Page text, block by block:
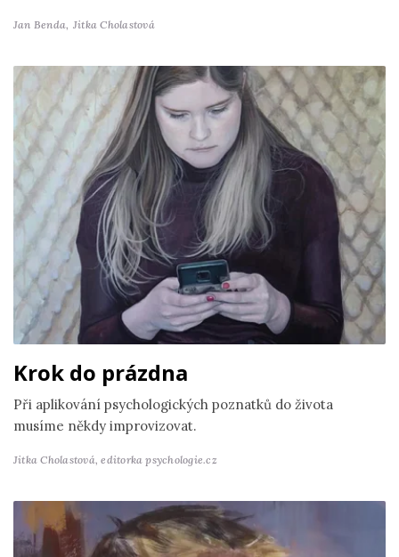
Jan Benda, Jitka Cholastová
Krok do prázdna
Při aplikování psychologických poznatků do života
musíme někdy improvizovat.
Jitka Cholastová,editorka psychologie.cz